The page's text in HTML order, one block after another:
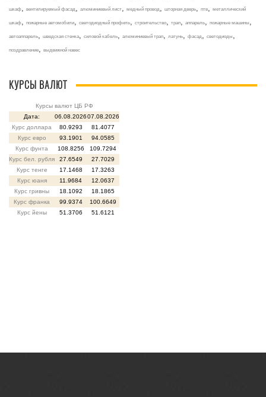
шкаф, вентилируемый фасад, алюминиевый лист, медный провод, шторная дверь, птв, металлический
шкаф, пожарные автомобили, светодиодный профиль, строительство, трап, аппарель, пожарные машины,
автоаппарель, шведская стенка, силовой кабель, алюминиевый трап, латунь, фасад, светодиоды,
поздравление, выдвижной навес
КУРСЫ ВАЛЮТ
Курсы валют ЦБ РФ
Дата:
06.08.202607.08.2026
Курс доллара
80.9293
81.4077
Курс евро
93.1901
94.0585
Курс фунта
108.8256
109.7294
Курс бел. рубля
27.6549
27.7029
Курс тенге
17.1468
17.3263
Курс юаня
11.9684
12.0637
Курс гривны
18.1092
18.1865
Курс франка
99.9374
100.6649
Курс йены
51.3706 51.6121